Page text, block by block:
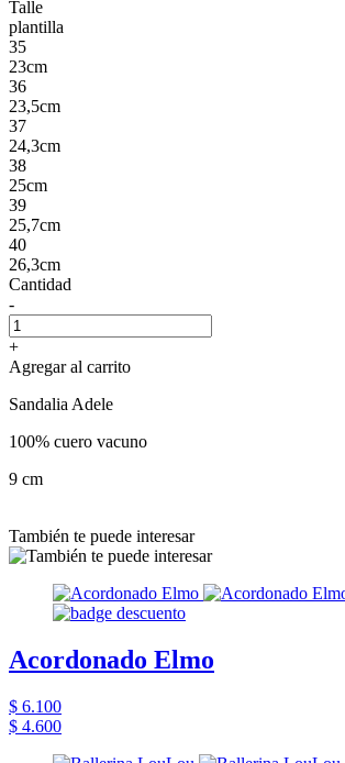
Talle
plantilla
35
23cm
36
23,5cm
37
24,3cm
38
25cm
39
25,7cm
40
26,3cm
Cantidad
-
+
Agregar al carrito
Sandalia Adele
100% cuero vacuno
9 cm
También te puede interesar
Acordonado Elmo
$ 6.100
$ 4.600